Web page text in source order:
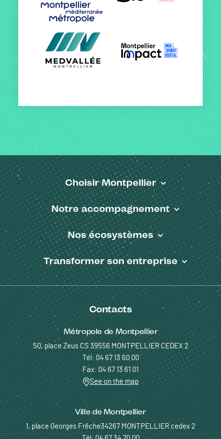
Pied de page
Choisir Montpellier
Notre accompagnement
Nos écosystèmes
Transformer son entreprise
Contacts
Métropole de Montpellier
50, place Zeus CS 39556 MONTPELLIER CEDEX 2
Tél: 04 67 13 60 00
Fax: 04 67 13 61 01
See on the map
Ville de Montpellier
1, place Georges Frêche34267 MONTPELLIER cedex 2